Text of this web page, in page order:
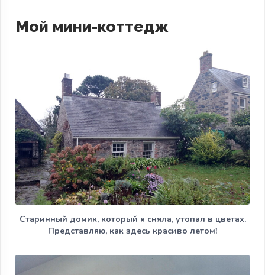
Мой мини-коттедж
Старинный домик, который я сняла, утопал в цветах.
Представляю, как здесь красиво летом!